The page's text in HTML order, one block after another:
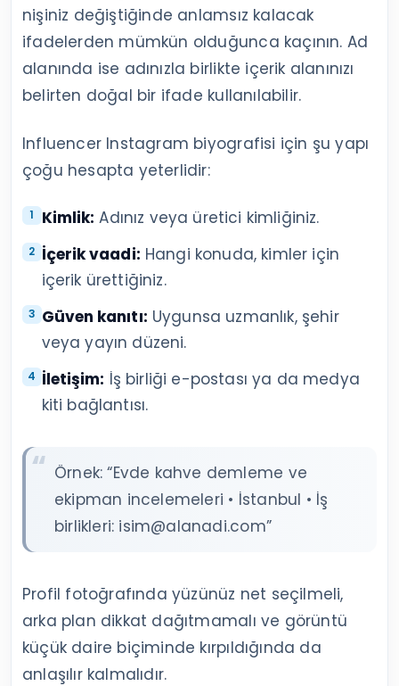
nişiniz değiştiğinde anlamsız kalacak
ifadelerden mümkün olduğunca kaçının. Ad
alanında ise adınızla birlikte içerik alanınızı
belirten doğal bir ifade kullanılabilir.
Influencer Instagram biyografisi için şu yapı
çoğu hesapta yeterlidir:
Kimlik: Adınız veya üretici kimliğiniz.
İçerik vaadi: Hangi konuda, kimler için
içerik ürettiğiniz.
Güven kanıtı: Uygunsa uzmanlık, şehir
veya yayın düzeni.
İletişim: İş birliği e-postası ya da medya
kiti bağlantısı.
Örnek: “Evde kahve demleme ve
ekipman incelemeleri • İstanbul • İş
birlikleri: isim@alanadi.com”
Profil fotoğrafında yüzünüz net seçilmeli,
arka plan dikkat dağıtmamalı ve görüntü
küçük daire biçiminde kırpıldığında da
anlaşılır kalmalıdır.